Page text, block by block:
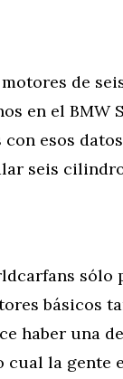
de
en el BMW
esos
seis
sólo
básicos
haber una
la gente